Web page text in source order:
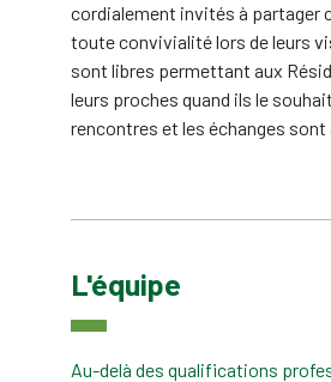
cordialement invités à partager
toute convivialité lors de leurs
sont libres permettant aux
leurs proches quand ils le
rencontres et les échanges
L'équipe
Au-delà des qualifications